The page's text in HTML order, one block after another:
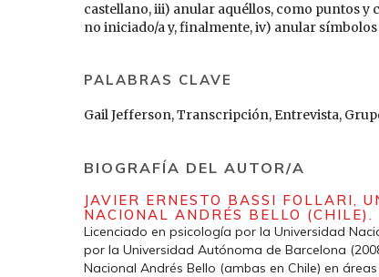
castellano, iii) anular aquéllos, como puntos
no iniciado/a y, finalmente, iv) anular símbolos
PALABRAS CLAVE
Gail Jefferson, Transcripción, Entrevista,
BIOGRAFÍA DEL AUTOR/A
JAVIER ERNESTO BASSI FOLLARI,
NACIONAL ANDRÉS BELLO (CHILE).
Licenciado en psicología por la Universidad
por la Universidad Autónoma de Barcelona
Nacional Andrés Bello (ambas en Chile) en